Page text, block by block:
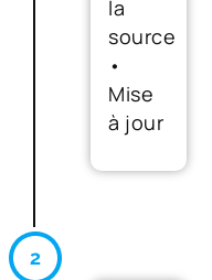
la
source
•
Mise
à jour